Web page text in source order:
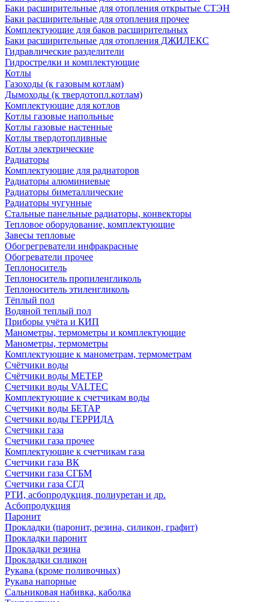
Баки расширительные для отопления открытые СТЭН
Баки расширительные для отопления прочее
Комплектующие для баков расширительных
Баки расширительные для отопления ДЖИЛЕКС
Гидравлические разделители
Гидрострелки и комплектующие
Котлы
Газоходы (к газовым котлам)
Дымоходы (к твердотопл.котлам)
Комплектующие для котлов
Котлы газовые напольные
Котлы газовые настенные
Котлы твердотопливные
Котлы электрические
Радиаторы
Комплектующие для радиаторов
Радиаторы алюминиевые
Радиаторы биметаллические
Радиаторы чугунные
Стальные панельные радиаторы, конвекторы
Тепловое оборудование, комплектующие
Завесы тепловые
Обогрегреватели инфракрасные
Обогреватели прочее
Теплоноситель
Теплоноситель пропиленгликоль
Теплоноситель этиленгликоль
Тёплый пол
Водяной теплый пол
Приборы учёта и КИП
Манометры, термометры и комплектующие
Манометры, термометры
Комплектующие к манометрам, термометрам
Счётчики воды
Счётчики воды МЕТЕР
Счетчики воды VALTEC
Комплектующие к счетчикам воды
Счетчики воды БЕТАР
Счетчики воды ГЕРРИДА
Счетчики газа
Счетчики газа прочее
Комплектующие к счетчикам газа
Счетчики газа ВК
Счетчики газа СГБМ
Счетчики газа СГД
РТИ, асбопродукция, полиуретан и др.
Асбопродукция
Паронит
Прокладки (паронит, резина, силикон, графит)
Прокладки паронит
Прокладки резина
Прокладки силикон
Рукава (кроме поливочных)
Рукава напорные
Сальниковая набивка, каболка